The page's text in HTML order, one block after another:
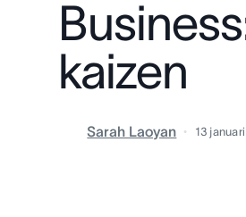
kaizen
Sarah Laoyan 13